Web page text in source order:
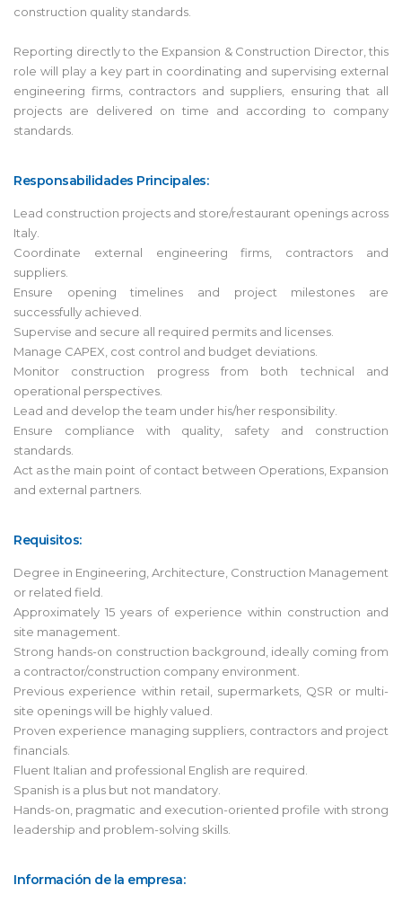
construction quality standards.
Reporting directly to the Expansion & Construction Director, this
role will play a key part in coordinating and supervising external
engineering firms, contractors and suppliers, ensuring that all
projects are delivered on time and according to company
standards.
Responsabilidades Principales:
Lead construction projects and store/restaurant openings across
Italy.
Coordinate external engineering firms, contractors and
suppliers.
Ensure opening timelines and project milestones are
successfully achieved.
Supervise and secure all required permits and licenses.
Manage CAPEX, cost control and budget deviations.
Monitor construction progress from both technical and
operational perspectives.
Lead and develop the team under his/her responsibility.
Ensure compliance with quality, safety and construction
standards.
Act as the main point of contact between Operations, Expansion
and external partners.
Requisitos:
Degree in Engineering, Architecture, Construction Management
or related field.
Approximately 15 years of experience within construction and
site management.
Strong hands-on construction background, ideally coming from
a contractor/construction company environment.
Previous experience within retail, supermarkets, QSR or multi-
site openings will be highly valued.
Proven experience managing suppliers, contractors and project
financials.
Fluent Italian and professional English are required.
Spanish is a plus but not mandatory.
Hands-on, pragmatic and execution-oriented profile with strong
leadership and problem-solving skills.
Información de la empresa: